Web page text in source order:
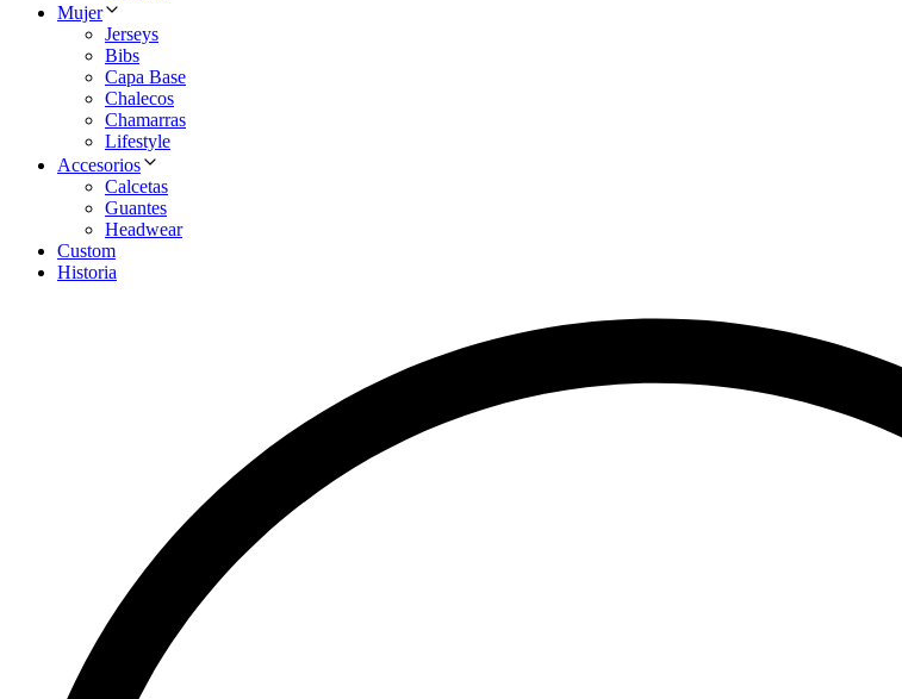
Mujer
Jerseys
Bibs
Capa Base
Chalecos
Chamarras
Lifestyle
Accesorios
Calcetas
Guantes
Headwear
Custom
Historia